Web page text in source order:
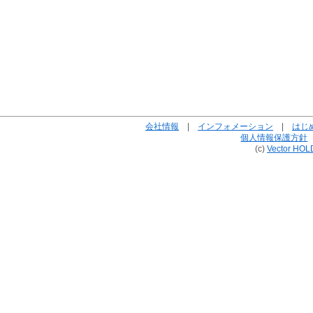
会社情報 | インフォメーション | はじ
個人情報保護方針
(c) Vector